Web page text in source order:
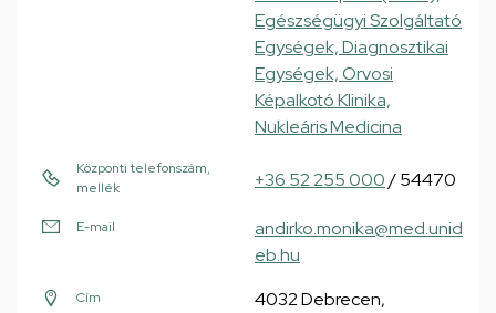
Egészségügyi Szolgáltató
Egységek, Diagnosztikai
Egységek, Orvosi
Képalkotó Klinika,
Nukleáris Medicina
Központi telefonszám,
mellék
+36 52 255 000/ 54470
E-mail
andirko.monika@med.unid
eb.hu
Cím
4032 Debrecen,